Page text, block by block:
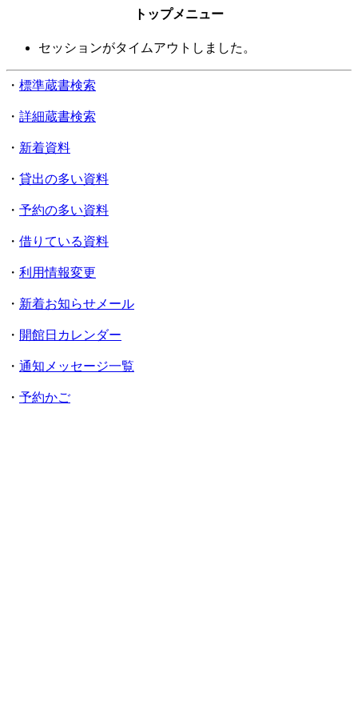
トップメニュー
セッションがタイムアウトしました。
・ 標準蔵書検索
・ 詳細蔵書検索
・ 新着資料
・ 貸出の多い資料
・ 予約の多い資料
・ 借りている資料
・ 利用情報変更
・ 新着お知らせメール
・ 開館日カレンダー
・ 通知メッセージ一覧
・ 予約かご